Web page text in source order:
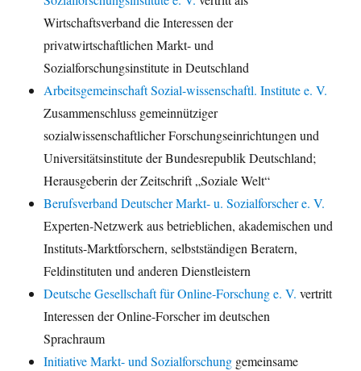
Wirtschaftsverband die Interessen der
privatwirtschaftlichen Markt- und
Sozialforschungsinstitute in Deutschland
Arbeitsgemeinschaft Sozial-wissenschaftl. Institute e. V.
Zusammenschluss gemeinnütziger
sozialwissenschaftlicher Forschungseinrichtungen und
Universitätsinstitute der Bundesrepublik Deutschland;
Herausgeberin der Zeitschrift „Soziale Welt“
Berufsverband Deutscher Markt- u. Sozialforscher e. V.
Experten-Netzwerk aus betrieblichen, akademischen und
Instituts-Marktforschern, selbstständigen Beratern,
Feldinstituten und anderen Dienstleistern
Deutsche Gesellschaft für Online-Forschung e. V. vertritt
Interessen der Online-Forscher im deutschen
Sprachraum
Initiative Markt- und Sozialforschung gemeinsame